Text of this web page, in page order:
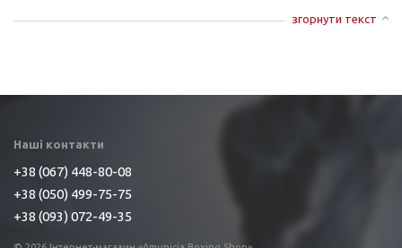
згорнути текст
Наші контакти
+38 (067) 448-80-08
+38 (050) 499-75-75
+38 (093) 072-49-35